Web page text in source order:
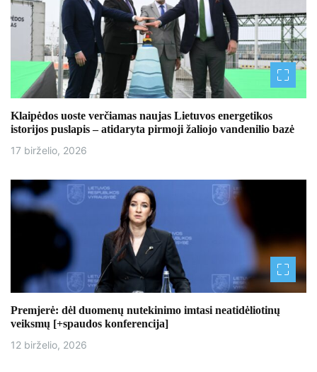
i
t
a
r
p
į
š
ų
Klaipėdos uoste verčiamas naujas Lietuvos energetikos
istorijos puslapis – atidaryta pirmoji žaliojo vandenilio bazė
17 birželio, 2026
Premjerė: dėl duomenų nutekinimo imtasi neatidėliotinų
veiksmų [+spaudos konferencija]
12 birželio, 2026